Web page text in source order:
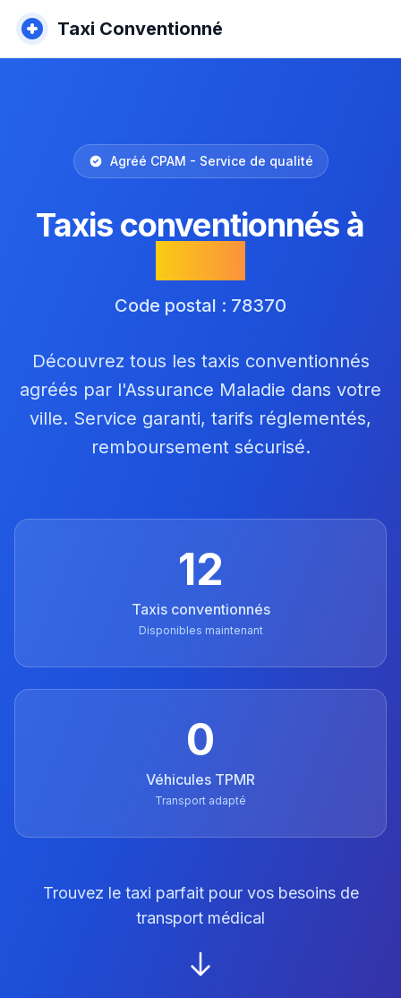
Taxi Conventionné
Agréé CPAM - Service de qualité
Taxis conventionnés à
Code postal : 78370
Découvrez tous les taxis conventionnés
agréés par l'Assurance Maladie dans votre
ville. Service garanti, tarifs réglementés,
remboursement sécurisé.
12
Taxis conventionnés
Disponibles maintenant
0
Véhicules TPMR
Transport adapté
Trouvez le taxi parfait pour vos besoins de
transport médical